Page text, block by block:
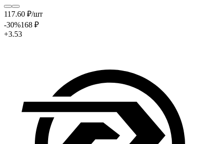
117.60 ₽/шт
-30%168 ₽
+3.53